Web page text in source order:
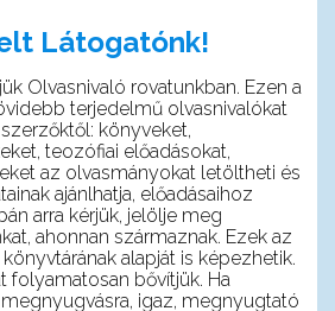
Látogatónk!
Olvasnivaló rovatunkban. Ezen a
terjedelmű olvasnivalókat
könyveket,
teozófiai előadásokat,
az olvasmányokat letöltheti és
ajánlhatja, előadásaihoz
arra kérjük, jelölje meg
ahonnan származnak. Ezek az
alapját is képezhetik.
folyamatosan bővítjük. Ha
igaz, megnyugtató